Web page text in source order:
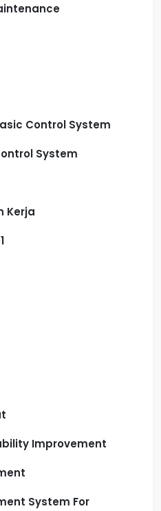
Control System
System
Kerja
Improvement
System For